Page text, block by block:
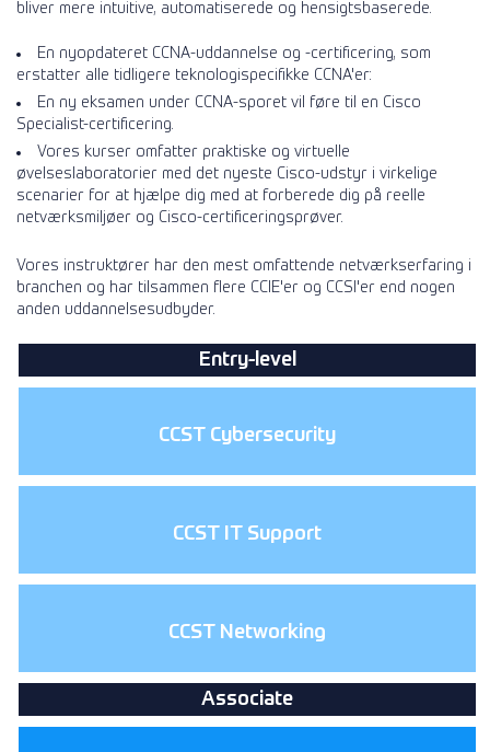
bliver mere intuitive, automatiserede og hensigtsbaserede.
En nyopdateret CCNA-uddannelse og -certificering, som
erstatter alle tidligere teknologispecifikke CCNA'er:
En ny eksamen under CCNA-sporet vil føre til en Cisco
Specialist-certificering.
Vores kurser omfatter praktiske og virtuelle
øvelseslaboratorier med det nyeste Cisco-udstyr i virkelige
scenarier for at hjælpe dig med at forberede dig på reelle
netværksmiljøer og Cisco-certificeringsprøver.
Vores instruktører har den mest omfattende netværkserfaring i
branchen og har tilsammen flere CCIE'er og CCSI'er end nogen
anden uddannelsesudbyder.
Entry-level
CCST Cybersecurity
CCST IT Support
CCST Networking
Associate